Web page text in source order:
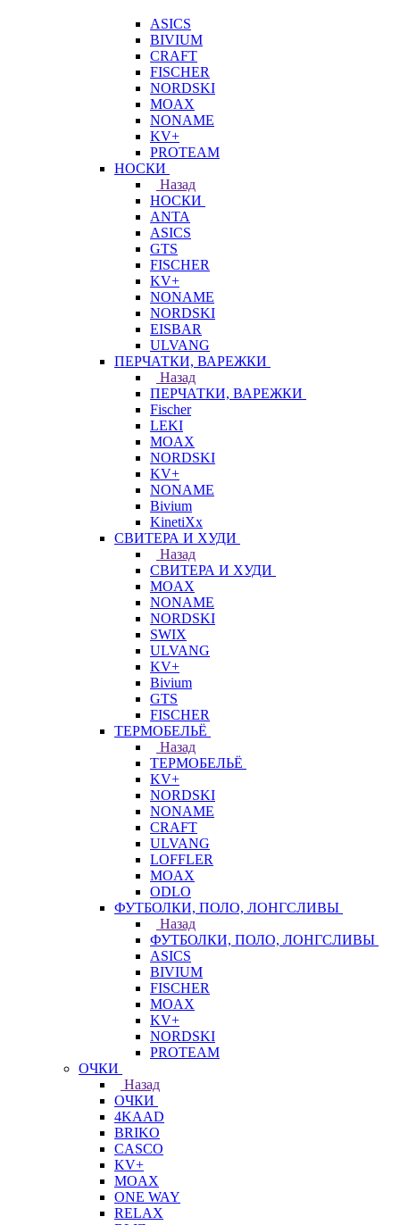
ASICS
BIVIUM
CRAFT
FISCHER
NORDSKI
MOAX
NONAME
KV+
PROTEAM
НОСКИ
Назад
НОСКИ
ANTA
ASICS
GTS
FISCHER
KV+
NONAME
NORDSKI
EISBAR
ULVANG
ПЕРЧАТКИ, ВАРЕЖКИ
Назад
ПЕРЧАТКИ, ВАРЕЖКИ
Fischer
LEKI
MOAX
NORDSKI
KV+
NONAME
Bivium
KinetiXx
СВИТЕРА И ХУДИ
Назад
СВИТЕРА И ХУДИ
MOAX
NONAME
NORDSKI
SWIX
ULVANG
KV+
Bivium
GTS
FISCHER
ТЕРМОБЕЛЬЁ
Назад
ТЕРМОБЕЛЬЁ
KV+
NORDSKI
NONAME
CRAFT
ULVANG
LOFFLER
MOAX
ODLO
ФУТБОЛКИ, ПОЛО, ЛОНГСЛИВЫ
Назад
ФУТБОЛКИ, ПОЛО, ЛОНГСЛИВЫ
ASICS
BIVIUM
FISCHER
MOAX
KV+
NORDSKI
PROTEAM
ОЧКИ
Назад
ОЧКИ
4KAAD
BRIKO
CASCO
KV+
MOAX
ONE WAY
RELAX